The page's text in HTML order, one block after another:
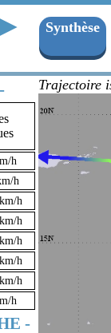
Synthèse
h
h
h
h
h
h
h
h
-
Trajectoire